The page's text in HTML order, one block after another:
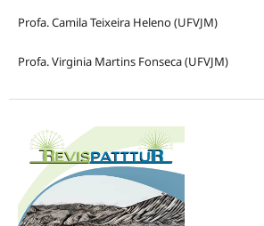
Profa. Camila Teixeira Heleno (UFVJM)
Profa. Virginia Martins Fonseca (UFVJM)